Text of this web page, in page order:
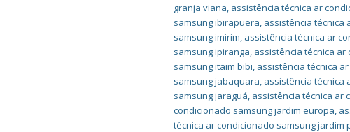
granja viana, assistência técnica ar
samsung ibirapuera, assistência técnica
samsung imirim, assistência técnica ar
samsung ipiranga, assistência técnica ar
samsung itaim bibi, assistência técnica
samsung jabaquara, assistência técnica
samsung jaraguá, assistência técnica ar
condicionado samsung jardim europa,
técnica ar condicionado samsung jardim